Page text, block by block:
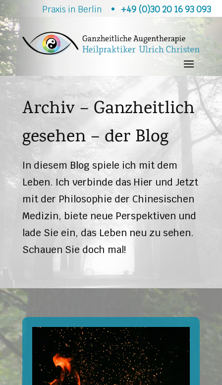
Praxis in Berlin • +49 (0)30 20 16 93 093
Archiv – Ganzheitlich
gesehen – der Blog
In diesem Blog spiele ich mit dem
Leben. Ich verbinde das Hier und Jetzt
mit der Philosophie der Chinesischen
Medizin, biete neue Perspektiven und
lade Sie ein, das Leben neu zu sehen.
Schauen Sie doch mal!